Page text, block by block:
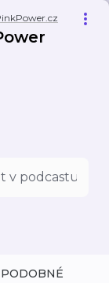
PODOBNÉ